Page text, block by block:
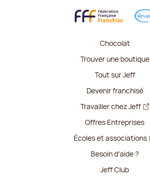
Chocolat
Trouver une boutique
Tout sur Jeff
Devenir franchisé
Travailler chez Jeff
Offres Entreprises
Écoles et associations
Besoin d'aide ?
Jeff Club